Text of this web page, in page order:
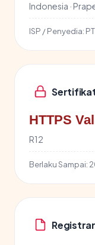
Indonesia ·
ISP / Penyedia:
Sertifikat
HTTPS
R12
Berlaku Sampai:
Registrar